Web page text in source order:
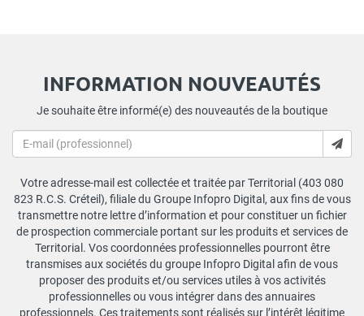
INFORMATION NOUVEAUTÉS
Je souhaite être informé(e) des nouveautés de la boutique
Votre adresse-mail est collectée et traitée par Territorial (403 080
823 R.C.S. Créteil), filiale du Groupe Infopro Digital, aux fins de vous
transmettre notre lettre d’information et pour constituer un fichier
de prospection commerciale portant sur les produits et services de
Territorial. Vos coordonnées professionnelles pourront être
transmises aux sociétés du groupe Infopro Digital afin de vous
proposer des produits et/ou services utiles à vos activités
professionnelles ou vous intégrer dans des annuaires
professionnels. Ces traitements sont réalisés sur l’intérêt légitime